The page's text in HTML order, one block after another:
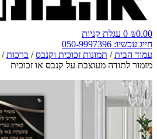
₪0.00
0 עגלת קניות
חייג עכשיו: 050-9997396
עמוד הבית/ תמונות זכוכית וקנבס/ ברכות/
מזמור לתודה מעוצבת על קנבס או זכוכית